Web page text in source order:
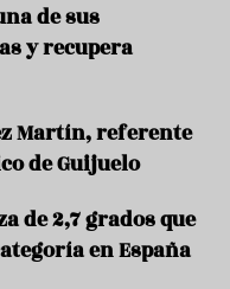
de sus
y recupera
Martín, referente
de Guijuelo
de 2,7 grados que
en España